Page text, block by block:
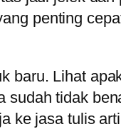
penting
baru. Lihat
tidak
ke jasa tulis